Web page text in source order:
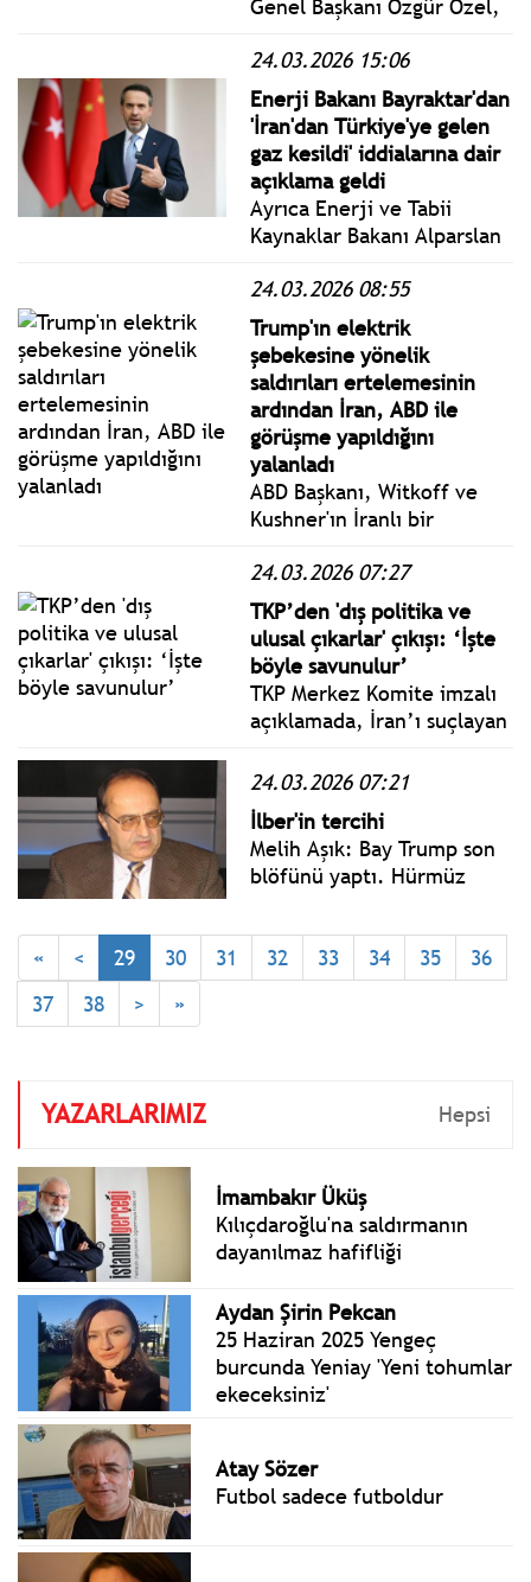
Genel Başkanı Özgür Özel,
bütün kredilerin faizlerinin
silinmesi, ana paraların
yapılandırılmasını bir kez
daha öneriyoruz." dedi.
24.03.2026 15:06
Enerji Bakanı Bayraktar'dan
'İran'dan Türkiye'ye gelen
gaz kesildi' iddialarına dair
açıklama geldi
Ayrıca Enerji ve Tabii
Kaynaklar Bakanı Alparslan
Bloomberg'ün İran’dan
Türkiye’ye gaz kesildiği
yönündeki haberi üzerine
açıklama yaptı.
24.03.2026 08:55
Trump'ın elektrik
şebekesine yönelik
saldırıları ertelemesinin
ardından İran, ABD ile
görüşme yapıldığını
yalanladı
ABD Başkanı, Witkoff ve
Kushner'ın İranlı bir
söyledi. İranlı üst düzey
yetkili, yorumları piyasaları
hedef alan sahte haber
olarak nitelendirdi.
24.03.2026 07:27
TKP’den 'dış politika ve
ulusal çıkarlar' çıkışı: ‘İşte
böyle savunulur’
TKP Merkez Komite imzalı
açıklamada, İran’ı suçlayan
asıl sorumlusunun dış
politikanın çıkarları
doğrultusunda belirlendiği
büyük holdingler olduğu
kaydedildi.
24.03.2026 07:21
İlber'in tercihi
Melih Aşık: Bay Trump son
blöfünü yaptı. Hürmüz
İran’ın enerji santrallarını
bombalayacaktı. İran aynen
karşılık vereceğini,
« < 29 30 31 32 33 34 35
36
37
38 > »
YAZARLARIMIZ Hepsi
İmambakır Üküş
Kılıçdaroğlu'na saldırmanın
dayanılmaz hafifliği
Aydan Şirin Pekcan
25 Haziran 2025 Yengeç
burcunda Yeniay 'Yeni tohumlar
ekeceksiniz'
Atay Sözer
Futbol sadece futboldur